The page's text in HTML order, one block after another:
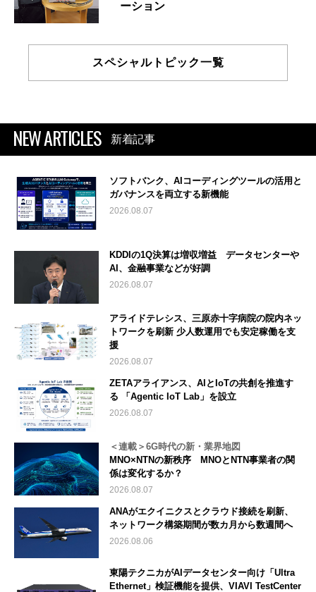
ーション
スペシャルトピック一覧
NEW ARTICLES 新着記事
ソフトバンク、AIコーディングツールの活用と
ガバナンスを両立する新機能
2026.08.07
KDDIの1Q決算は増収増益 データセンターや
AI、金融事業などが好調
2026.08.07
アライドテレシス、三原赤十字病院の院内ネッ
トワークを刷新 少人数運用でも安定稼働を支
援
2026.08.07
ZETAアライアンス、AIとIoTの共創を推進す
る 「Agentic IoT Lab」を設立
2026.08.07
＜連載＞6G時代の新・業界地図
MNO×NTNの新秩序 MNOとNTN事業者の関
係は変化するか？
2026.08.07
ANAがエクイニクスとクラウド接続を刷新、
ネットワーク構築期間が数カ月から数週間へ
2026.08.06
東陽テクニカがAIデータセンター向け「Ultra
Ethernet」検証機能を提供、VIAVI TestCenter